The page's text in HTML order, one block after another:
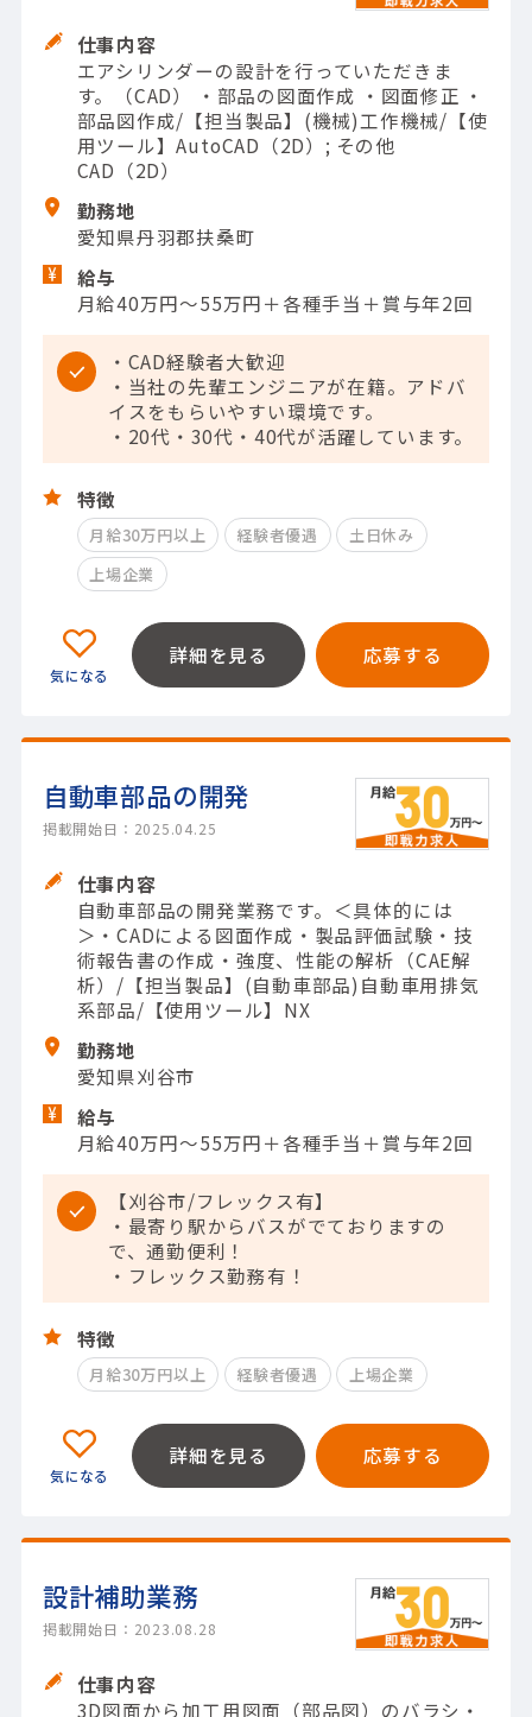
仕事内容
エアシリンダーの設計を行っていただきま
す。（CAD） ・部品の図面作成 ・図面修正 ・
部品図作成/【担当製品】(機械)工作機械/【使
用ツール】AutoCAD（2D）; その他
CAD（2D）
勤務地
愛知県丹羽郡扶桑町
給与
月給40万円～55万円＋各種手当＋賞与年2回
・CAD経験者大歓迎
・当社の先輩エンジニアが在籍。アドバ
イスをもらいやすい環境です。
・20代・30代・40代が活躍しています。
特徴
月給30万円以上 経験者優遇
土日休み
上場企業
詳細を見る 応募する
自動車部品の開発
掲載開始日：2025.04.25
仕事内容
自動車部品の開発業務です。＜具体的には
＞・CADによる図面作成・製品評価試験・技
術報告書の作成・強度、性能の解析（CAE解
析）/【担当製品】(自動車部品)自動車用排気
系部品/【使用ツール】NX
勤務地
愛知県刈谷市
給与
月給40万円～55万円＋各種手当＋賞与年2回
【刈谷市/フレックス有】
・最寄り駅からバスがでておりますの
で、通勤便利！
・フレックス勤務有！
特徴
月給30万円以上 経験者優遇 上場企業
詳細を見る 応募する
設計補助業務
掲載開始日：2023.08.28
仕事内容
3D図面から加工用図面（部品図）のバラシ・